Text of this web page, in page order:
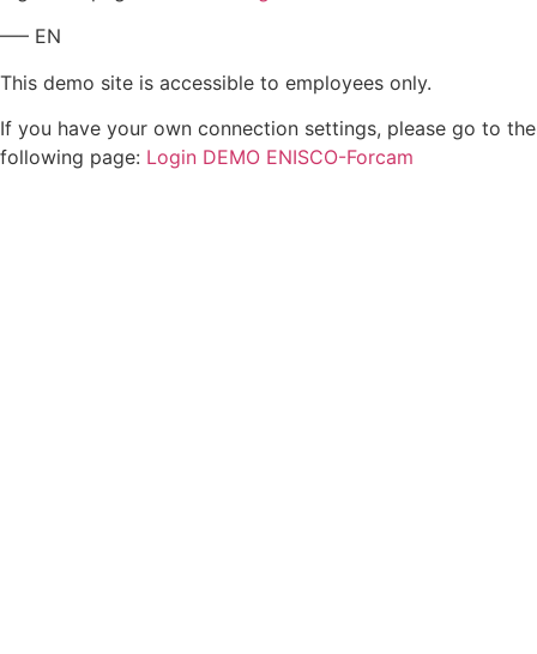
—– EN
This demo site is accessible to employees only.
If you have your own connection settings, please go to the
following page: Login DEMO ENISCO-Forcam